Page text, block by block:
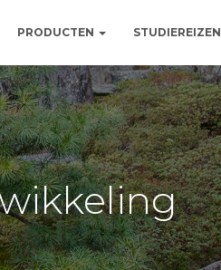
PRODUCTEN STUDIEREIZEN